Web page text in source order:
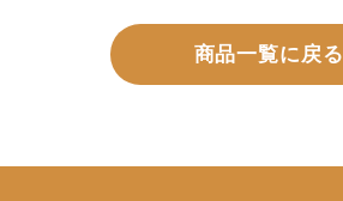
商品一覧に戻る